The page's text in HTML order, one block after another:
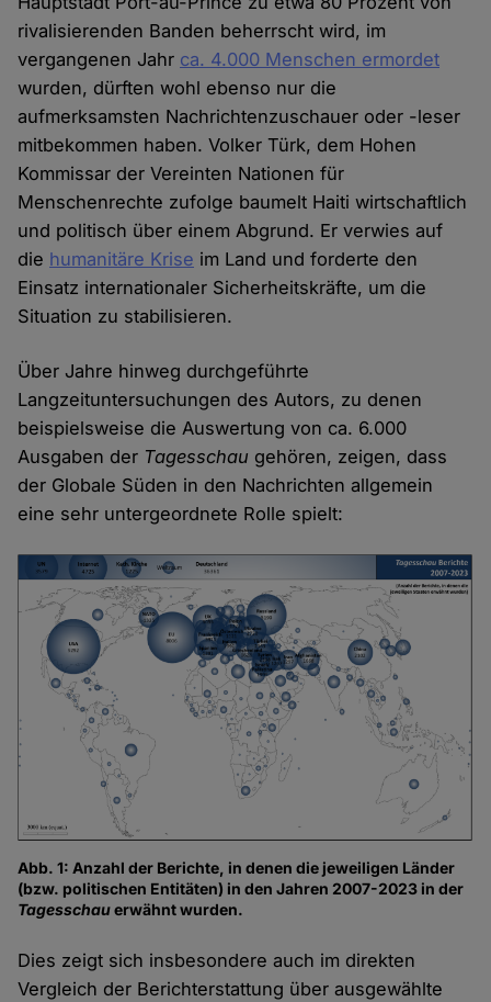
rivalisierenden Banden beherrscht wird, im
vergangenen Jahr ca. 4.000 Menschen ermordet
wurden, dürften wohl ebenso nur die
aufmerksamsten Nachrichtenzuschauer oder -leser
mitbekommen haben. Volker Türk, dem Hohen
Kommissar der Vereinten Nationen für
Menschenrechte zufolge baumelt Haiti wirtschaftlich
und politisch über einem Abgrund. Er verwies auf
die humanitäre Krise im Land und forderte den
Einsatz internationaler Sicherheitskräfte, um die
Situation zu stabilisieren.
Über Jahre hinweg durchgeführte
Langzeituntersuchungen des Autors, zu denen
beispielsweise die Auswertung von ca. 6.000
Ausgaben der Tagesschau gehören, zeigen, dass
der Globale Süden in den Nachrichten allgemein
eine sehr untergeordnete Rolle spielt:
Abb. 1: Anzahl der Berichte, in denen die jeweiligen Länder
(bzw. politischen Entitäten) in den Jahren 2007-2023 in der
Tagesschauerwähnt wurden.
Dies zeigt sich insbesondere auch im direkten
Vergleich der Berichterstattung über ausgewählte